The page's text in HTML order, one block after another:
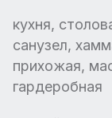
кухня,
санузел,
прихожая,
гардеробная